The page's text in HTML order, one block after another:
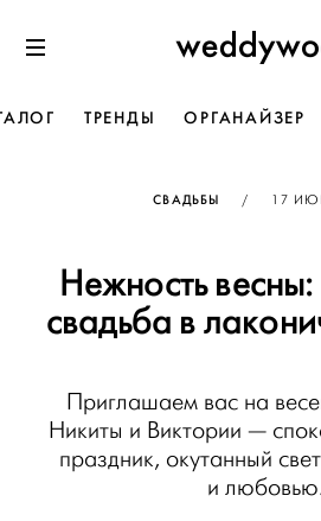
к содержанию
ТРЕНДЫ ОРГАНАЙЗЕР
СВАДЬБЫ / 17
Нежность
свадьба в
Приглашаем вас на
Никиты и Виктории —
праздник, окутанный
и